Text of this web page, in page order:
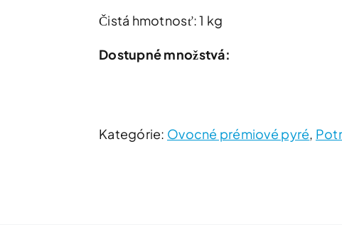
Čistá hmotnosť: 1 kg
Dostupné množstvá:
Kategórie: Ovocné prémiové pyré,